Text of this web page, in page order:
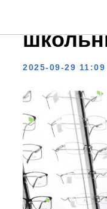
Точка
2025-09-29 11:09